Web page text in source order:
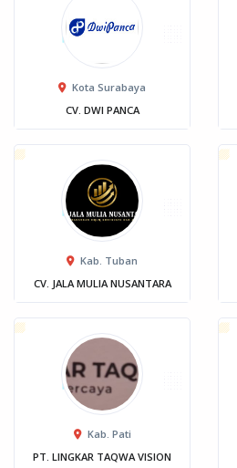
Kota Surabaya
CV. DWI PANCA
Kab. Tuban
CV. JALA MULIA NUSANTARA
Kab. Pati
PT. LINGKAR TAQWA VISION